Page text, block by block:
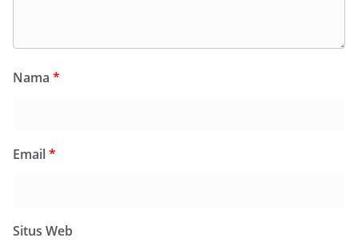
Nama *
Email*
Situs Web